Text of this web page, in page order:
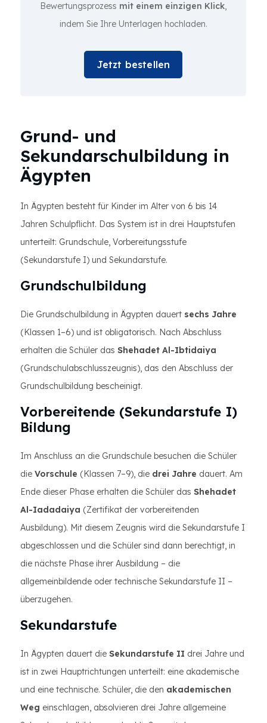
Bewertungsprozess mit einem einzigen Klick,
indem Sie Ihre Unterlagen hochladen.
Jetzt bestellen
Grund- und
Sekundarschulbildung in
Ägypten
In Ägypten besteht für Kinder im Alter von 6 bis 14
Jahren Schulpflicht. Das System ist in drei Hauptstufen
unterteilt: Grundschule, Vorbereitungsstufe
(Sekundarstufe I) und Sekundarstufe.
Grundschulbildung
Die Grundschulbildung in Ägypten dauert sechs Jahre
(Klassen 1–6) und ist obligatorisch. Nach Abschluss
erhalten die Schüler das Shehadet Al-Ibtidaiya
(Grundschulabschlusszeugnis), das den Abschluss der
Grundschulbildung bescheinigt.
Vorbereitende (Sekundarstufe I)
Bildung
Im Anschluss an die Grundschule besuchen die Schüler
die Vorschule (Klassen 7–9), die drei Jahre dauert. Am
Ende dieser Phase erhalten die Schüler das Shehadet
Al-Iadadaiya (Zertifikat der vorbereitenden
Ausbildung). Mit diesem Zeugnis wird die Sekundarstufe I
abgeschlossen und die Schüler sind dann berechtigt, in
die nächste Phase ihrer Ausbildung – die
allgemeinbildende oder technische Sekundarstufe II –
überzugehen.
Sekundarstufe
In Ägypten dauert die Sekundarstufe II drei Jahre und
ist in zwei Hauptrichtungen unterteilt: eine akademische
und eine technische. Schüler, die den akademischen
Weg einschlagen, absolvieren drei Jahre allgemeine